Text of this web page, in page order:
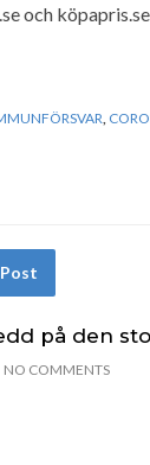
och
på den
NO COMMENTS